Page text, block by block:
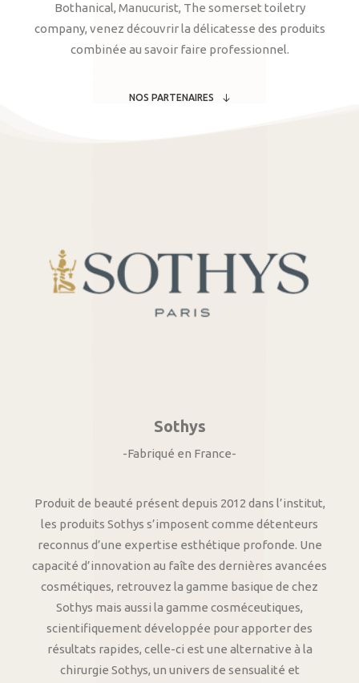
Bothanical, Manucurist, The somerset toiletry
company, venez découvrir la délicatesse des produits
combinée au savoir faire professionnel.
NOS PARTENAIRES
Sothys
-Fabriqué en France-
Produit de beauté présent depuis 2012 dans l’institut,
les produits Sothys s’imposent comme détenteurs
reconnus d’une expertise esthétique profonde. Une
capacité d’innovation au faîte des dernières avancées
cosmétiques, retrouvez la gamme basique de chez
Sothys mais aussi la gamme cosméceutiques,
scientifiquement développée pour apporter des
résultats rapides, celle-ci est une alternative à la
chirurgie Sothys, un univers de sensualité et